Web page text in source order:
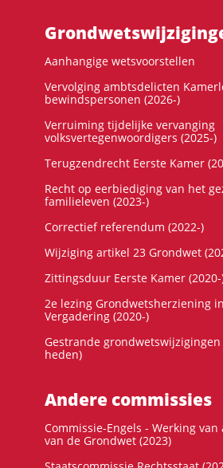
Aanhangige wetsvoorstellen
Vervolging ambtsdelicten
bewindspersonen (2026-)
Verruiming tijdelijke vervanging
volksvertegenwoordigers (2025-)
Terugzendrecht Eerste Kamer
Recht op eerbiediging van het
familieleven (2023-)
Correctief referendum (2022-)
Wijziging artikel 23 Grondwet
Zittingsduur Eerste Kamer (2020-
2e lezing Grondwetsherziening
Vergadering (2020-)
Gestrande grondwetswijzigingen
heden)
Andere commissies
Commissie-Engels - Werking
van de Grondwet (2023)